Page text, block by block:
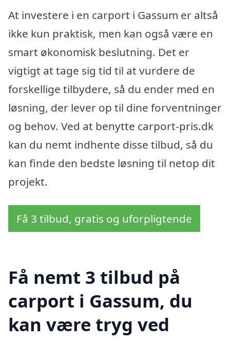
At investere i en carport i Gassum er altså
ikke kun praktisk, men kan også være en
smart økonomisk beslutning. Det er
vigtigt at tage sig tid til at vurdere de
forskellige tilbydere, så du ender med en
løsning, der lever op til dine forventninger
og behov. Ved at benytte carport-pris.dk
kan du nemt indhente disse tilbud, så du
kan finde den bedste løsning til netop dit
projekt.
Få 3 tilbud, gratis og uforpligtende
Få nemt 3 tilbud på
carport i Gassum, du
kan være tryg ved